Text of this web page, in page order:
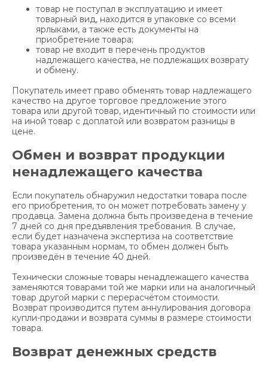
товар не поступал в эксплуатацию и имеет
товарный вид, находится в упаковке со всеми
ярлыками, а также есть документы на
приобретение товара;
товар не входит в перечень продуктов
надлежащего качества, не подлежащих возврату
и обмену.
Покупатель имеет право обменять товар надлежащего
качество на другое торговое предложение этого
товара или другой товар, идентичный по стоимости или
на иной товар с доплатой или возвратом разницы в
цене.
Обмен и возврат продукции
ненадлежащего качества
Если покупатель обнаружил недостатки товара после
его приобретения, то он может потребовать замену у
продавца. Замена должна быть произведена в течение
7 дней со дня предъявления требования. В случае,
если будет назначена экспертиза на соответствие
товара указанным нормам, то обмен должен быть
произведён в течение 40 дней.
Технически сложные товары ненадлежащего качества
заменяются товарами той же марки или на аналогичный
товар другой марки с перерасчётом стоимости.
Возврат производится путем аннулирования договора
купли-продажи и возврата суммы в размере стоимости
товара.
Возврат денежных средств